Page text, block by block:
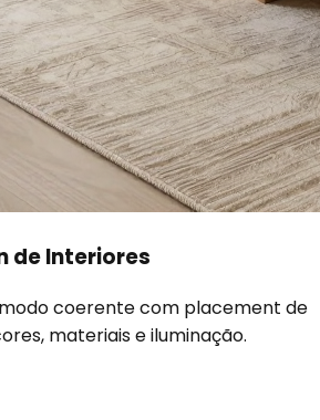
de Interiores
coerente com placement de
materiais e iluminação.